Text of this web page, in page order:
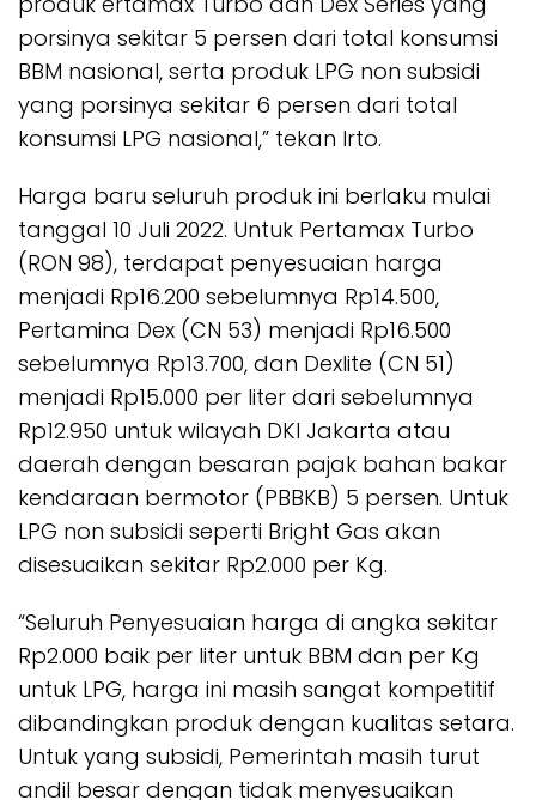
porsinya sekitar 5 persen dari total konsumsi
BBM nasional, serta produk LPG non subsidi
yang porsinya sekitar 6 persen dari total
konsumsi LPG nasional,” tekan Irto.
Harga baru seluruh produk ini berlaku mulai
tanggal 10 Juli 2022. Untuk Pertamax Turbo
(RON 98), terdapat penyesuaian harga
menjadi Rp16.200 sebelumnya Rp14.500,
Pertamina Dex (CN 53) menjadi Rp16.500
sebelumnya Rp13.700, dan Dexlite (CN 51)
menjadi Rp15.000 per liter dari sebelumnya
Rp12.950 untuk wilayah DKI Jakarta atau
daerah dengan besaran pajak bahan bakar
kendaraan bermotor (PBBKB) 5 persen. Untuk
LPG non subsidi seperti Bright Gas akan
disesuaikan sekitar Rp2.000 per Kg.
“Seluruh Penyesuaian harga di angka sekitar
Rp2.000 baik per liter untuk BBM dan per Kg
untuk LPG, harga ini masih sangat kompetitif
dibandingkan produk dengan kualitas setara.
Untuk yang subsidi, Pemerintah masih turut
andil besar dengan tidak menyesuaikan